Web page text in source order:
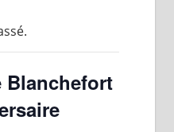
Blanchefort